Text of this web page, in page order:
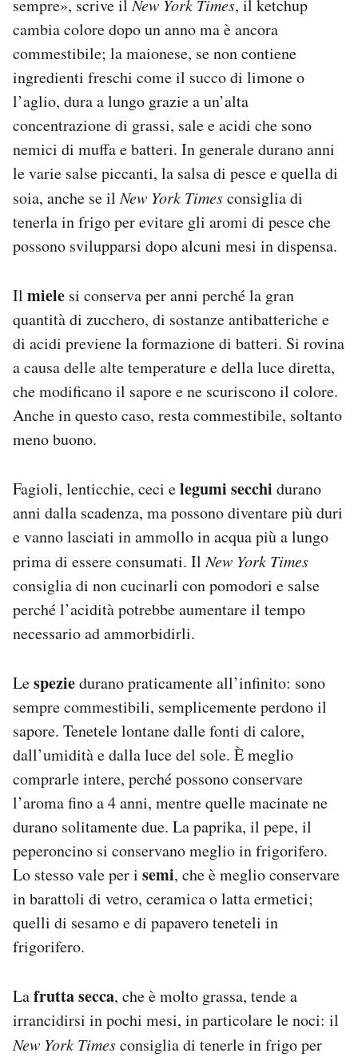
sempre», scrive ilNew York Times, il ketchup
cambia colore dopo un anno ma è ancora
commestibile; la maionese, se non contiene
ingredienti freschi come il succo di limone o
l’aglio, dura a lungo grazie a un’alta
concentrazione di grassi, sale e acidi che sono
nemici di muffa e batteri. In generale durano anni
le varie salse piccanti, la salsa di pesce e quella di
soia, anche se ilNew York Timesconsiglia di
tenerla in frigo per evitare gli aromi di pesce che
possono svilupparsi dopo alcuni mesi in dispensa.
Il miele si conserva per anni perché la gran
quantità di zucchero, di sostanze antibatteriche e
di acidi previene la formazione di batteri. Si rovina
a causa delle alte temperature e della luce diretta,
che modificano il sapore e ne scuriscono il colore.
Anche in questo caso, resta commestibile, soltanto
meno buono.
Fagioli, lenticchie, ceci elegumi secchi durano
anni dalla scadenza, ma possono diventare più duri
e vanno lasciati in ammollo in acqua più a lungo
prima di essere consumati. IlNew York Times
consiglia di non cucinarli con pomodori e salse
perché l’acidità potrebbe aumentare il tempo
necessario ad ammorbidirli.
Lespeziedurano praticamente all’infinito: sono
sempre commestibili, semplicemente perdono il
sapore. Tenetele lontane dalle fonti di calore,
dall’umidità e dalla luce del sole. È meglio
comprarle intere, perché possono conservare
l’aroma fino a 4 anni, mentre quelle macinate ne
durano solitamente due. La paprika, il pepe, il
peperoncino si conservano meglio in frigorifero.
Lo stesso vale per i semi, che è meglio conservare
in barattoli di vetro, ceramica o latta ermetici;
quelli di sesamo e di papavero teneteli in
frigorifero.
Lafrutta secca, che è molto grassa, tende a
irrancidirsi in pochi mesi, in particolare le noci: il
New York Timesconsiglia di tenerle in frigo per